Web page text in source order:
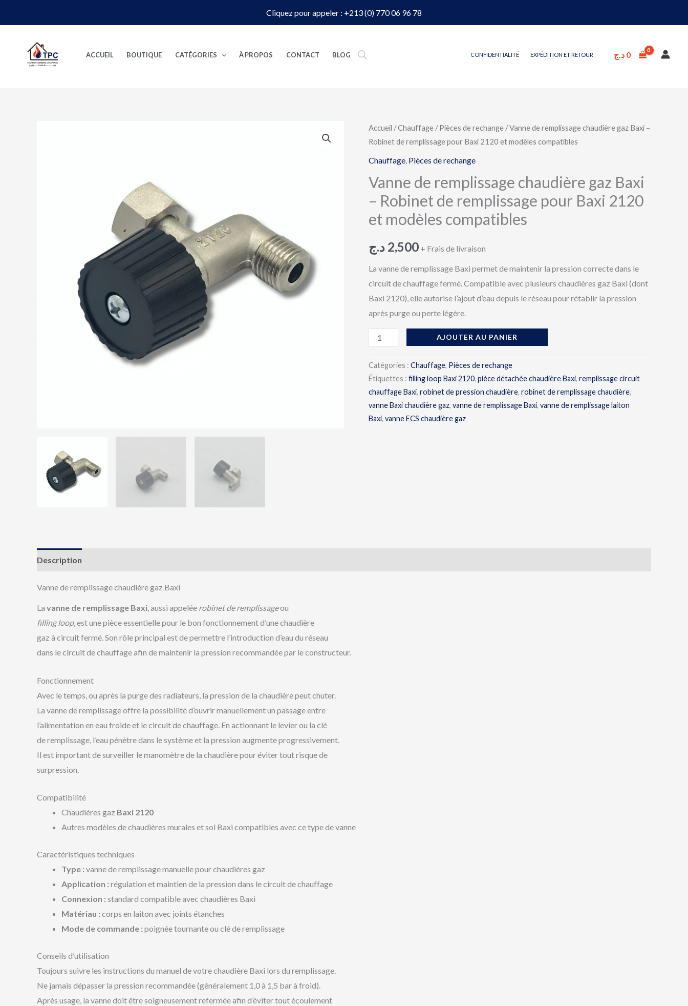
Cliquez pour appeler : +213 (0) 770 06 96 78
ACCUEIL BOUTIQUE CATÉGORIES À PROPOS CONTACT BLOG CONFIDENTIALITÉ EXPÉDITION ET RETOUR 0 د.ج
Accueil /Chauffage /Pièces de rechange / Vanne de remplissage chaudière gaz Baxi –
Robinet de remplissage pour Baxi 2120 et modèles compatibles
Chauffage Pièces de rechange
Vanne de remplissage chaudière gaz Baxi
– Robinet de remplissage pour Baxi 2120
et modèles compatibles
2,500 د.ج + Frais de livraison
La vanne de remplissage Baxi permet de maintenir la pression correcte dans le
circuit de chauffage fermé. Compatible avec plusieurs chaudières gaz Baxi (dont
Baxi 2120), elle autorise l’ajout d’eau depuis le réseau pour rétablir la pression
après purge ou perte légère.
quantité
de
Vanne
remplissage
chaudière
gaz
–
Baxi
2120
modèles
compatibles
AJOUTER AU PANIER
Catégories : Chauffage, Pièces de rechange
Étiquettes : filling loop Baxi 2120, pièce détachée chaudière Baxi, remplissage circuit
chauffage Baxi, robinet de pression chaudière, robinet de remplissage chaudière,
vanne Baxi chaudière gaz, vanne de remplissage Baxi, vanne de remplissage laiton
Baxi, vanne ECS chaudière gaz
Description
Vanne de remplissage chaudière gaz Baxi
La vanne de remplissage Baxi, aussi appelée robinet de remplissageou
filling loop, est une pièce essentielle pour le bon fonctionnement d’une chaudière
gaz à circuit fermé. Son rôle principal est de permettre l’introduction d’eau du réseau
dans le circuit de chauffage afin de maintenir la pression recommandée par le constructeur.
Fonctionnement
Avec le temps, ou après la purge des radiateurs, la pression de la chaudière peut chuter.
La vanne de remplissage offre la possibilité d’ouvrir manuellement un passage entre
l’alimentation en eau froide et le circuit de chauffage. En actionnant le levier ou la clé
de remplissage, l’eau pénètre dans le système et la pression augmente progressivement.
Il est important de surveiller le manomètre de la chaudière pour éviter tout risque de
surpression.
Compatibilité
Chaudières gaz Baxi 2120
Autres modèles de chaudières murales et sol Baxi compatibles avec ce type de vanne
Caractéristiques techniques
Type : vanne de remplissage manuelle pour chaudières gaz
Application : régulation et maintien de la pression dans le circuit de chauffage
Connexion : standard compatible avec chaudières Baxi
Matériau : corps en laiton avec joints étanches
Mode de commande : poignée tournante ou clé de remplissage
Conseils d’utilisation
Toujours suivre les instructions du manuel de votre chaudière Baxi lors du remplissage.
Ne jamais dépasser la pression recommandée (généralement 1,0 à 1,5 bar à froid).
Après usage, la vanne doit être soigneusement refermée afin d’éviter tout écoulement